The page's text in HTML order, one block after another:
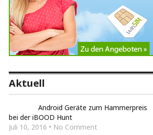
Aktuell
Android Geräte zum Hammerpreis
bei der iBOOD Hunt
Juli 10, 2016 • No Comment